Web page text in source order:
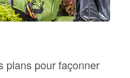
plans pour façonner